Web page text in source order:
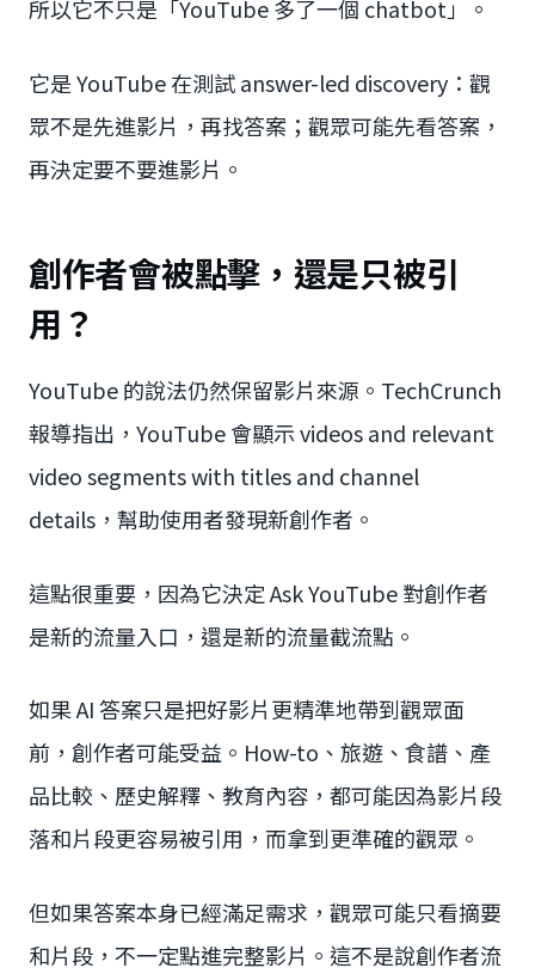
所以它不只是「YouTube 多了一個 chatbot」。
它是 YouTube 在測試 answer-led discovery：觀
眾不是先進影片，再找答案；觀眾可能先看答案，
再決定要不要進影片。
創作者會被點擊，還是只被引
用？
YouTube 的說法仍然保留影片來源。TechCrunch
報導指出，YouTube 會顯示 videos and relevant
video segments with titles and channel
details，幫助使用者發現新創作者。
這點很重要，因為它決定 Ask YouTube 對創作者
是新的流量入口，還是新的流量截流點。
如果 AI 答案只是把好影片更精準地帶到觀眾面
前，創作者可能受益。How-to、旅遊、食譜、產
品比較、歷史解釋、教育內容，都可能因為影片段
落和片段更容易被引用，而拿到更準確的觀眾。
但如果答案本身已經滿足需求，觀眾可能只看摘要
和片段，不一定點進完整影片。這不是說創作者流